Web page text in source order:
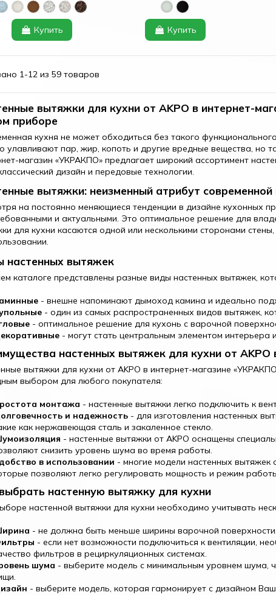
Купить Купить
1-12 из 59 товаров
вытяжки для кухни от AKPO в интернет-
приборе
кухня не может обходиться без такого
улавливают пар, жир, копоть и другие вредные вещества, но
магазин «УКРАКПО» предлагает широкий ассортимент
дизайн и передовые технологии.
вытяжки: неизменный атрибут современной
на постоянно меняющиеся тенденции в дизайне кухонных
и актуальными. Это оптимальное решение для
для кухни касаются одной или несколькими сторонами
настенных вытяжек
каталоге представлены разные виды настенных вытяжек,
- внешне напоминают дымоход камина и идеально
- один из самых распространенных видов вытяжек,
- оптимальное решение для кухонь с варочной
- могут стать центральным элементом интерьера
настенных вытяжек для кухни от
вытяжки для кухни от AKPO в интернет-магазине
выбором для любого покупателя:
монтажа - настенные вытяжки легко подключить к
и надежность- для изготовления настенных
как нержавеющая сталь и закаленное стекло.
- настенные вытяжки от AKPO оснащены
снизить уровень шума во время работы.
в использовании - многие модели настенных вытяжек
позволяют легко регулировать мощность и режим
настенную вытяжку для кухни
настенной вытяжки для кухни необходимо учитывать
- не должна быть меньше ширины варочной поверхности.
- если нет возможности подключиться к вентиляции,
фильтров в рециркуляционных системах.
шума - выберите модель с минимальным уровнем шума,
- выберите модель, которая гармонирует с дизайном